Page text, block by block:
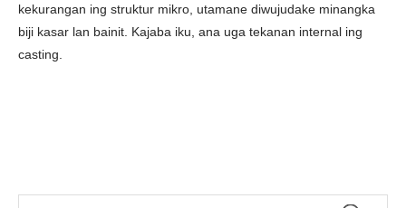
kekurangan ing struktur mikro, utamane diwujudake minangka
biji kasar lan bainit. Kajaba iku, ana uga tekanan internal ing
casting.